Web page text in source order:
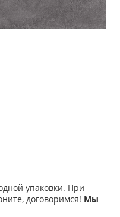
упаковки. При
договоримся! Мы